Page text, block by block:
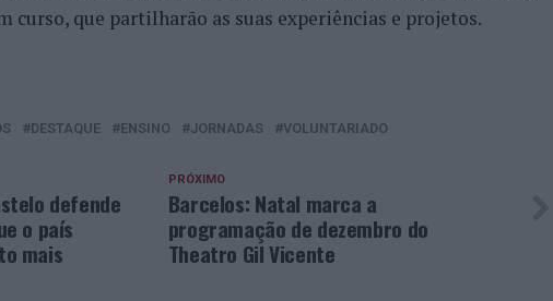
que partilharão as suas experiências e projetos.
DESTAQUE ENSINO JORNADAS VOLUNTARIADO
PRÓXIMO
Barcelos: Natal marca a
programação de dezembro do
Theatro Gil Vicente
defende
o país
mais